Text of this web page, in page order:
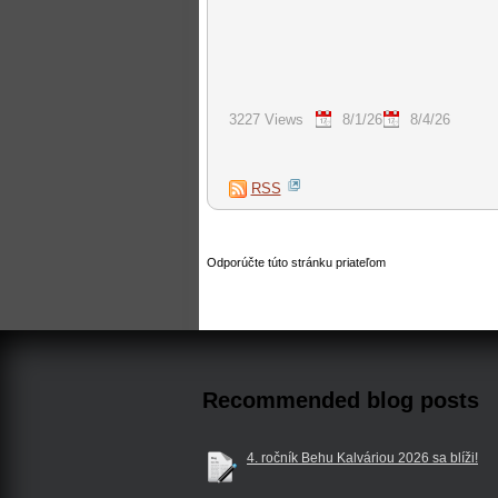
3227 Views 8/1/26 8/4/26
RSS
Odporúčte túto stránku priateľom
Recommended blog posts
4. ročník Behu Kalváriou 2026 sa blíži!